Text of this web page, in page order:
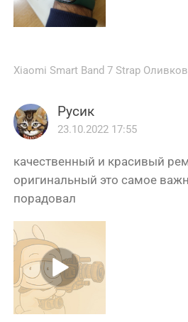
Xiaomi Smart Band 7 Strap
Русик
23.10.2022 17:55
качественный и красивый
оригинальный это самое
порадовал